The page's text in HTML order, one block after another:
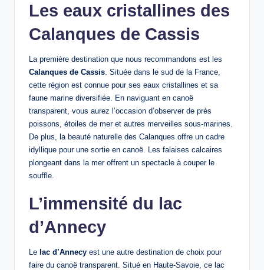
Les eaux cristallines des
Calanques de Cassis
La première destination que nous recommandons est les
Calanques de Cassis . Située dans le sud de la France,
cette région est connue pour ses eaux cristallines et sa
faune marine diversifiée. En naviguant en canoë
transparent, vous aurez l’occasion d’observer de près
poissons, étoiles de mer et autres merveilles sous-marines.
De plus, la beauté naturelle des Calanques offre un cadre
idyllique pour une sortie en canoë. Les falaises calcaires
plongeant dans la mer offrent un spectacle à couper le
souffle.
L’immensité du lac
d’Annecy
Le lac d’Annecy est une autre destination de choix pour
faire du canoë transparent. Situé en Haute-Savoie, ce lac